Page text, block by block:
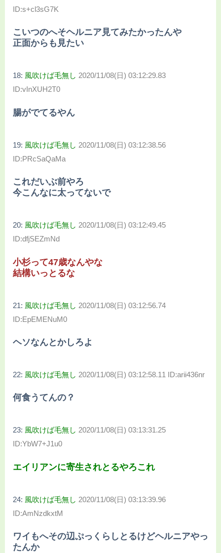
ID:s+cl3sG7K
こいつのへそヘルニア見てみたかったんや
正面からも見たい
18: 風吹けば毛無し 2020/11/08(日) 03:12:29.83
ID:vInXUH2T0
腸がでてるやん
19: 風吹けば毛無し 2020/11/08(日) 03:12:38.56
ID:PRcSaQaMa
これだいぶ前やろ
今こんなに太ってないで
20: 風吹けば毛無し 2020/11/08(日) 03:12:49.45
ID:dfjSEZmNd
小杉って47歳なんやな
結構いっとるな
21: 風吹けば毛無し 2020/11/08(日) 03:12:56.74
ID:EpEMENuM0
ヘソなんとかしろよ
22: 風吹けば毛無し 2020/11/08(日) 03:12:58.11 ID:arii436nr
何食うてんの？
23: 風吹けば毛無し 2020/11/08(日) 03:13:31.25
ID:YbW7+J1u0
エイリアンに寄生されとるやろこれ
24: 風吹けば毛無し 2020/11/08(日) 03:13:39.96
ID:AmNzdkxtM
ワイもへその辺ぷっくらしとるけどヘルニアやっ
たんか